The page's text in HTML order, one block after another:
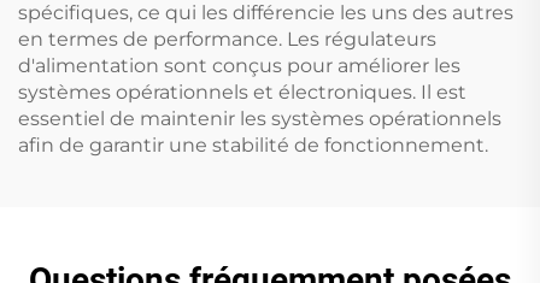
spécifiques, ce qui les différencie les uns des autres
en termes de performance. Les régulateurs
d'alimentation sont conçus pour améliorer les
systèmes opérationnels et électroniques. Il est
essentiel de maintenir les systèmes opérationnels
afin de garantir une stabilité de fonctionnement.